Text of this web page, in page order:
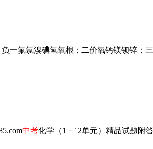
一氟氯溴碘氢氧根；二价氧钙镁钡锌；
中考化学（1－12单元）精品试题附